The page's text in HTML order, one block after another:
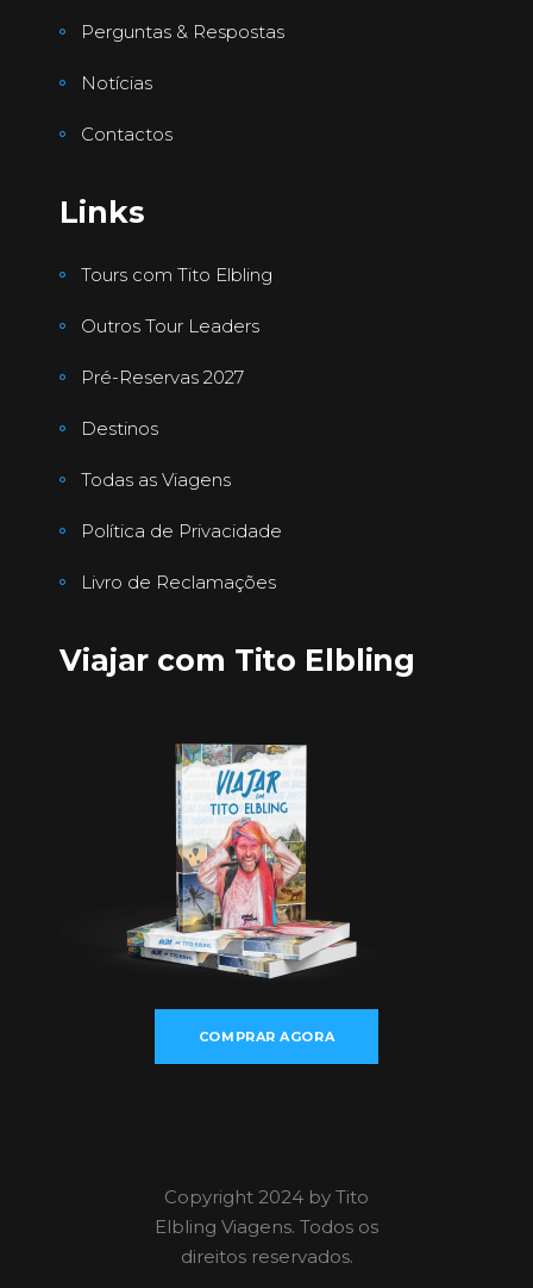
Perguntas & Respostas
Notícias
Contactos
Links
Tours com Tito Elbling
Outros Tour Leaders
Pré-Reservas 2027
Destinos
Todas as Viagens
Política de Privacidade
Livro de Reclamações
Viajar com Tito Elbling
COMPRAR AGORA
Copyright 2024 by Tito
Elbling Viagens. Todos os
direitos reservados.